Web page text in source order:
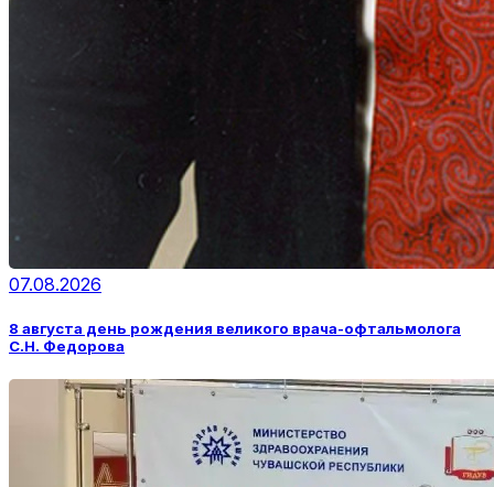
07.08.2026
8 августа день рождения великого врача-офтальмолога
С.Н. Федорова